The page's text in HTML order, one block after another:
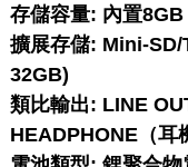
存儲容量: 內置8GB
擴展存儲: Mini-
32GB)
類比輸出: LINE
HEADPHONE（耳